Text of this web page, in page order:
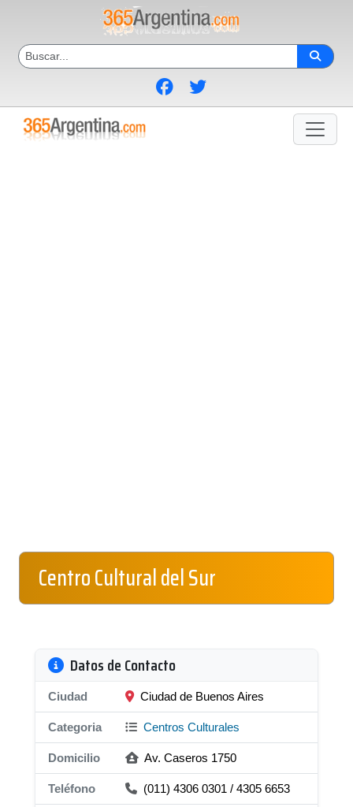
Centro Cultural del Sur
Datos de Contacto
Ciudad Ciudad de Buenos Aires
Categoria Centros Culturales
Domicilio Av. Caseros 1750
Teléfono (011) 4306 0301 / 4305 6653